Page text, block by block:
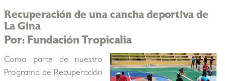
Recuperación de una cancha deportiva de
La Gina
Por: Fundación Tropicalia
Como parte de nuestro
Programa de Recuperación